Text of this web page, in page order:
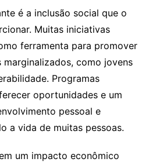
é a inclusão social que o
Muitas iniciativas
ferramenta para promover
como jovens
Programas
oportunidades e um
pessoal e
a vida de muitas pessoas.
um impacto econômico